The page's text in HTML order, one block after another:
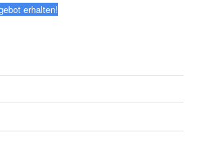
erhalten!